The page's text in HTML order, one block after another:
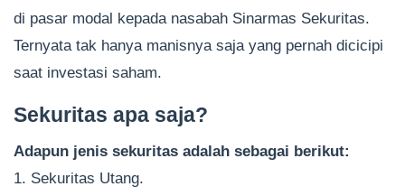
di pasar modal kepada nasabah Sinarmas Sekuritas.
Ternyata tak hanya manisnya saja yang pernah dicicipi
saat investasi saham.
Sekuritas apa saja?
Adapun jenis sekuritas adalah sebagai berikut:
1. Sekuritas Utang.